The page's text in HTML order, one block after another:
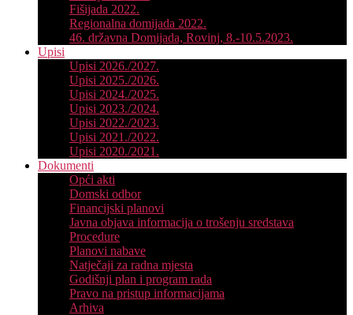
Fišijada 2022.
Regionalna domijada 2022.
46. državna Domijada, Rovinj, 8.-10.5.2023.
Upisi
Upisi 2026./2027.
Upisi 2025./2026.
Upisi 2024./2025.
Upisi 2023./2024.
Upisi 2022./2023.
Upisi 2021./2022.
Upisi 2020./2021.
Dokumenti
Opći akti
Domski odbor
Financijski planovi
Javna objava informacija o trošenju sredstava
Procedure
Planovi nabave
Natječaji za radna mjesta
Godišnji plan i program rada
Pravo na pristup informacijama
Arhiva